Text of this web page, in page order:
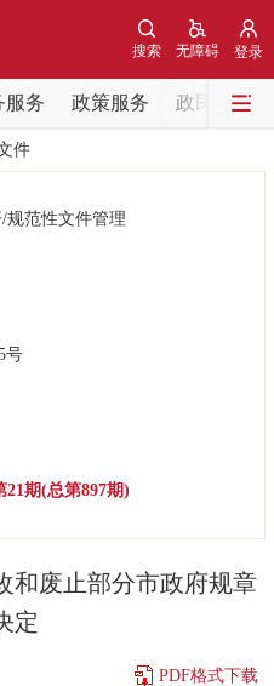
登录
无障碍
搜索
服务 政策服务 政民互动
信息
信息
读
开
件
规范性文件管理
号
21期(总第897期)
和废止部分市政府规章
定
PDF格式下载